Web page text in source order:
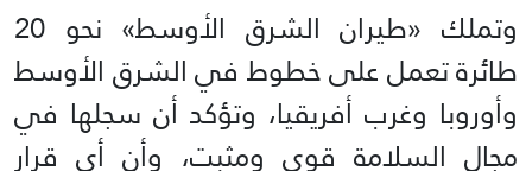
وتملك «طيران الشرق الأوسط» نحو 20
طائرة تعمل على خطوط في الشرق الأوسط
وأوروبا وغرب أفريقيا، وتؤكد أن سجلها في
مجال السلامة قوي ومثبت، وأن أي قرار